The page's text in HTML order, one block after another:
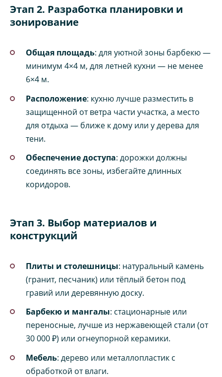
Этап 2. Разработка планировки и
зонирование
Общая площадь: для уютной зоны барбекю —
минимум 4×4 м, для летней кухни — не менее
6×4 м.
Расположение: кухню лучше разместить в
защищенной от ветра части участка, а место
для отдыха — ближе к дому или у дерева для
тени.
Обеспечение доступа: дорожки должны
соединять все зоны, избегайте длинных
коридоров.
Этап 3. Выбор материалов и
конструкций
Плиты и столешницы: натуральный камень
(гранит, песчаник) или тёплый бетон под
гравий или деревянную доску.
Барбекю и мангалы: стационарные или
переносные, лучше из нержавеющей стали (от
30 000 ₽) или огнеупорной керамики.
Мебель: дерево или металлопластик с
обработкой от влаги.